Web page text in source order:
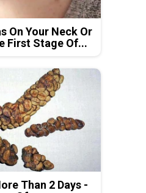
On Your Neck Or
First Stage Of...
Than 2 Days -